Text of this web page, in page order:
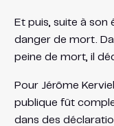
Et puis, suite à son
danger de mort.
peine de mort, il
Pour Jérôme
publique fût
dans des